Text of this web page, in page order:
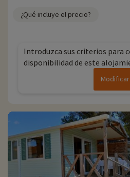
¿Qué incluye el precio?
Introduzca sus criterios para
disponibilidad de este
Modificar